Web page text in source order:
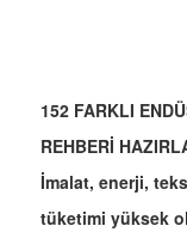
152 FARKLI
REHBERİ
İmalat, enerji,
tüketimi yüksek